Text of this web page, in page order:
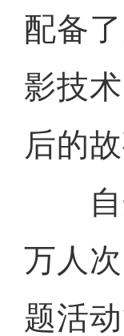
配备
影技
后的故
自开
万人
题活